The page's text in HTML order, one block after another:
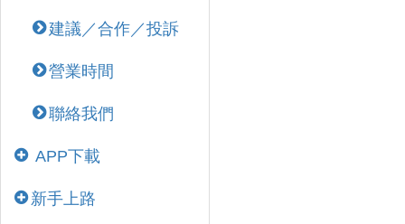
建議／合作／投訴
營業時間
聯絡我們
APP下載
新手上路